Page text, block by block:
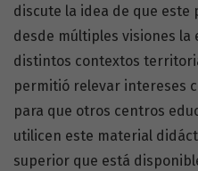
discute la idea de que
desde múltiples visiones la
distintos contextos
permitió relevar intereses
para que otros centros
utilicen este material
superior que está